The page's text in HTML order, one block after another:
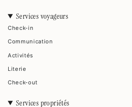
Services voyageurs
Check-in
Communication
Activités
Literie
Check-out
Services propriétés